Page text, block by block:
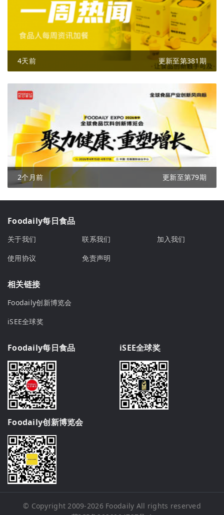
4天前 更新至第381期
2个月前 更新至第79期
Foodaily每日食品
关于我们 联系我们
加入我们
使用协议
免责声明
相关链接
Foodaily创新博览会
iSEE全球奖
Foodaily每日食品 iSEE全球奖
Foodaily创新博览会
© Copyright 2009-2026 Foodaily All rights reserved